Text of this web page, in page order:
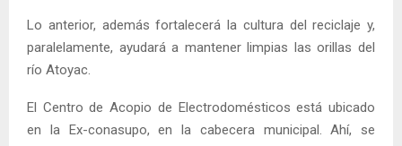
Lo anterior, además fortalecerá la cultura del reciclaje y,
paralelamente, ayudará a mantener limpias las orillas del
río Atoyac.
El Centro de Acopio de Electrodomésticos está ubicado
en la Ex-conasupo, en la cabecera municipal. Ahí, se